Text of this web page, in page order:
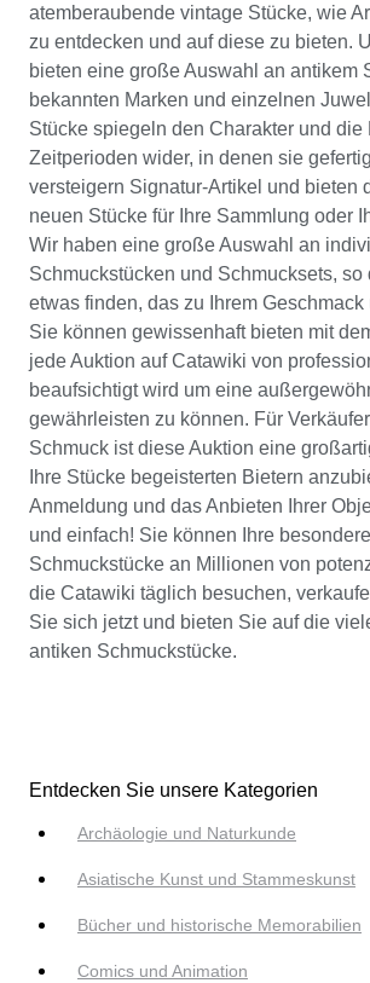
atemberaubende vintage Stücke, wie
zu entdecken und auf diese zu bieten.
bieten eine große Auswahl an antikem
bekannten Marken und einzelnen
Stücke spiegeln den Charakter und die
Zeitperioden wider, in denen sie
versteigern Signatur-Artikel und bieten
neuen Stücke für Ihre Sammlung oder
Wir haben eine große Auswahl an
Schmuckstücken und Schmucksets, so
etwas finden, das zu Ihrem Geschmack
Sie können gewissenhaft bieten mit
jede Auktion auf Catawiki von
beaufsichtigt wird um eine
gewährleisten zu können. Für
Schmuck ist diese Auktion eine
Ihre Stücke begeisterten Bietern
Anmeldung und das Anbieten Ihrer
und einfach! Sie können Ihre
Schmuckstücke an Millionen von
die Catawiki täglich besuchen,
Sie sich jetzt und bieten Sie auf die
antiken Schmuckstücke.
Entdecken Sie unsere Kategorien
Archäologie und Naturkunde
Asiatische Kunst und Stammeskunst
Bücher und historische Memorabilien
Comics und Animation